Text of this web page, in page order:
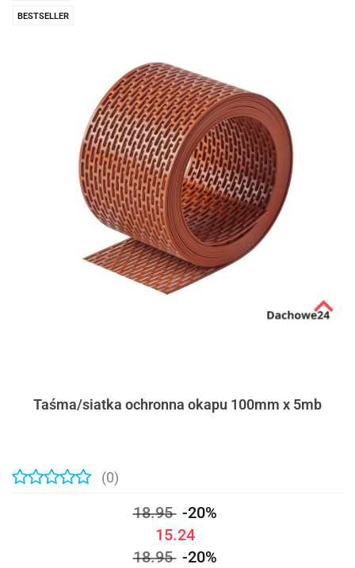
BESTSELLER
Taśma/siatka ochronna okapu 100mm x 5mb
(0)
18.95 -20%
15.24
18.95 -20%